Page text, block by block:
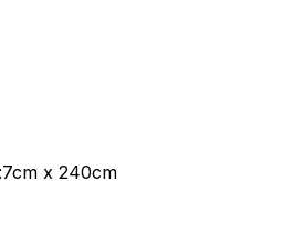
7cm x 240cm